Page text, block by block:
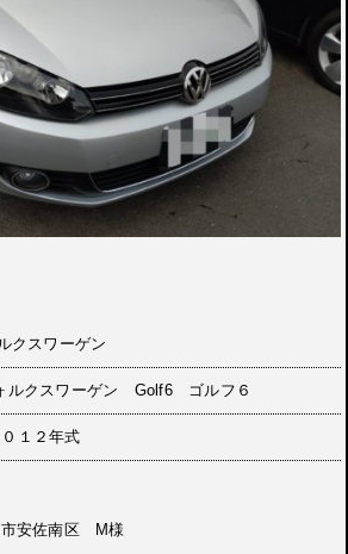
クスワーゲン
ルクスワーゲン Golf6 ゴルフ６
１２年式
市安佐南区 M様